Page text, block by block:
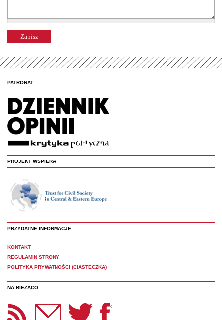
PATRONAT
PROJEKT WSPIERA
PRZYDATNE INFORMACJE
KONTAKT
REGULAMIN STRONY
POLITYKA PRYWATNOŚCI (CIASTECZKA)
NA BIEŻĄCO
Panoptyka Facebook <